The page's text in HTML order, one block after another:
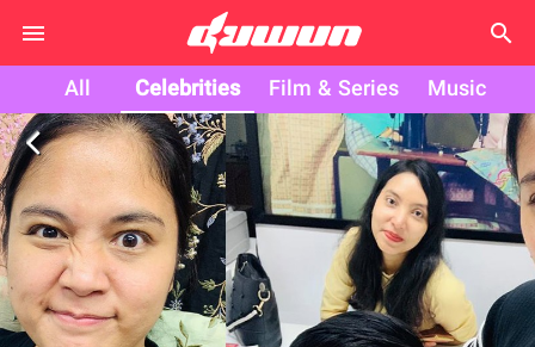
search
All Celebrities Film & Series Music
arrow_back_ios